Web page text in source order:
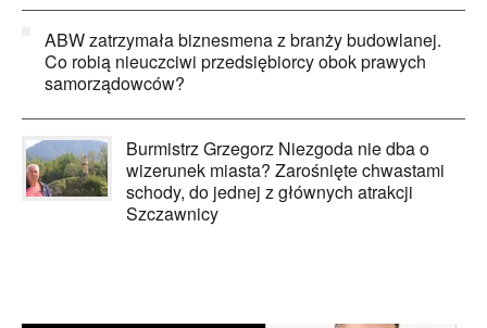
ABW zatrzymała biznesmena z branży budowlanej.
Co robią nieuczciwi przedsiębiorcy obok prawych
samorządowców?
Burmistrz Grzegorz Niezgoda nie dba o
wizerunek miasta? Zarośnięte chwastami
schody, do jednej z głównych atrakcji
Szczawnicy